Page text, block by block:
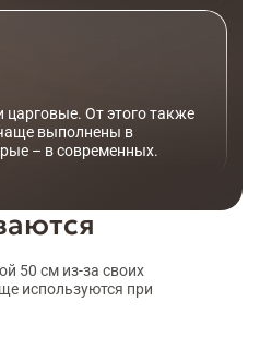
От этого также
выполнены в
– в современных.
50 см из-за своих
используются при